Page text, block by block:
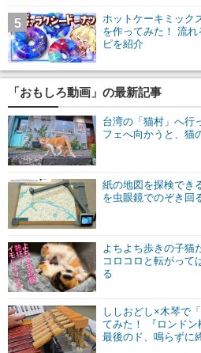
ホットケーキミック
を作ってみた！ 流
ピを紹介
5
「おもしろ動画」の最新記事
台湾の「猫村」へ行
フェへ向かうと、猫
紙の地図を探検でき
を虫眼鏡でのぞき回
よちよち歩きの子猫
コロコロと転がって
る
ししおどし×木琴で
てみた！ 『ロンドン
最後のド、鳴らずに